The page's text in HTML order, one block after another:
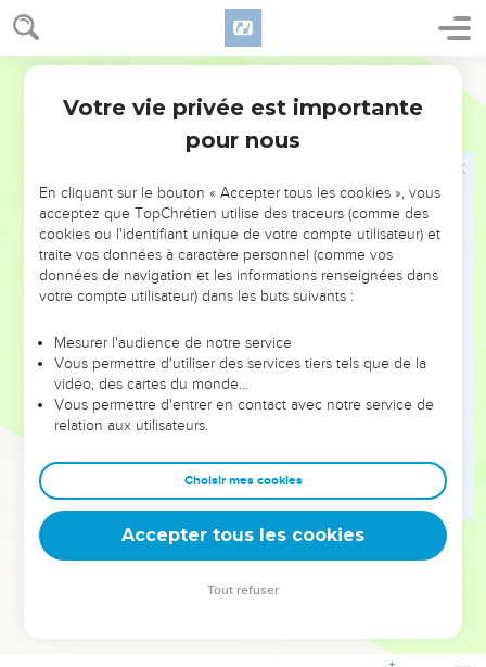
Genèse 12
femme : Voici, je sais que tu es une femme belle de figure.
12 Quand les Égyptiens te verront, ils diront : C'est sa
Dis, je te prie, que tu es ma soeur, afin que je sois bien
traité à cause de toi, et que mon âme vive grâce à toi.
que la femme était fort belle.
Les grands de Pharaon la virent aussi et la vantèrent à
Pharaon ; et la femme fut emmenée dans la maison de
Pharaon.
brebis, des boeufs, des ânes, des serviteurs et des servantes,
des ânesses, et des chameaux.
Mais l'Éternel frappa de grandes plaies Pharaon et sa
maison, au sujet de Saraï, femme d'Abram.
Alors Pharaon appela Abram, et dit : Qu'est-ce que tu m'as
fait ? Pourquoi ne m'as-tu pas déclaré que c'est ta femme ?
Pourquoi as-tu dit : C'est ma soeur ? Aussi l'ai-je prise pour
ma femme. Maintenant, voici ta femme, prends-la, et va-t-
Votre vie privée est importante
pour nous
En cliquant sur le bouton « Accepter tous les cookies », vous
acceptez que TopChrétien utilise des traceurs (comme des
cookies ou l'identifiant unique de votre compte utilisateur) et
traite vos données à caractère personnel (comme vos
données de navigation et les informations renseignées dans
votre compte utilisateur) dans les buts suivants :
Mesurer l'audience de notre service
Vous permettre d'utiliser des services tiers tels que de la
vidéo, des cartes du monde…
Vous permettre d'entrer en contact avec notre service de
relation aux utilisateurs.
Choisir mes cookies
Accepter tous les cookies
Tout refuser